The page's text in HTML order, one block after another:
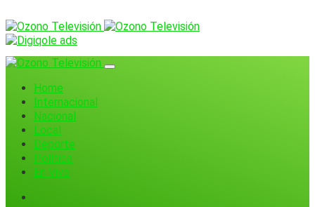
Home
Internacional
Nacional
Local
Deporte
Política
En Vivo